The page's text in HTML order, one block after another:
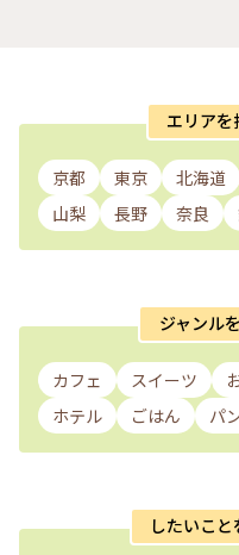
エリアを
京都 東京 北海道
山梨
長野 奈良
ジャンル
カフェ スイーツ
ホテル
ごはん パ
したいこ